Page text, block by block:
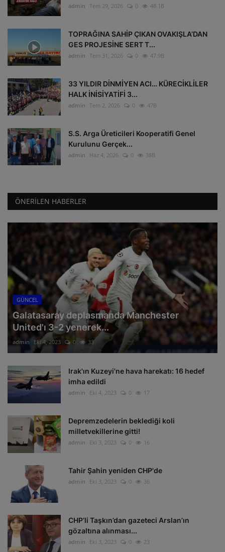
admin Tem 29, 2026 0 48.1B
TOPRAĞINA SAHİP ÇIKAN OVAKIŞLA’DAN
GES PROJESİNE SERT T...
admin Tem 31, 2026 0 47.9B
33 YILDIR DİNMİYEN ACI… KÜRECİKLİLER
HALK İNİSİYATİFİ 3...
admin Tem 2, 2026 0 47B
S.S. Arga Üreticileri Kooperatifi Genel
Kurulunu Gerçek...
admin Haz 4, 2026 0 38B
ÖNERILEN HABERLER
GÜNCEL
Galatasaray deplasmanda Manchester
United'ı 3-2 yenerek...
admin Eki 4, 2023 0 33
Irak'ın Kuzeyi'ne hava harekatı: 16 hedef
imha edildi
admin Eki 4, 2023 0 17
Depremzedelerin beklediği koli
milletvekillerine gitti!
admin Eki 3, 2023 0 16
Tahir Şahin yeniden CHP'de
admin Eki 3, 2023 0 36
CHP’li Taşkın’dan gazeteci Arslan’ın
gözaltına alınması...
admin Eki 3, 2023 0 23